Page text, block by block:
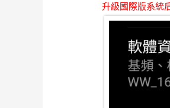
升級國際版系統